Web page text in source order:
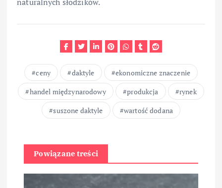
ceny daktyle
ekonomiczne znaczenie
handel międzynarodowy
produkcja
rynek
suszone daktyle
wartość dodana
Powiązane treści